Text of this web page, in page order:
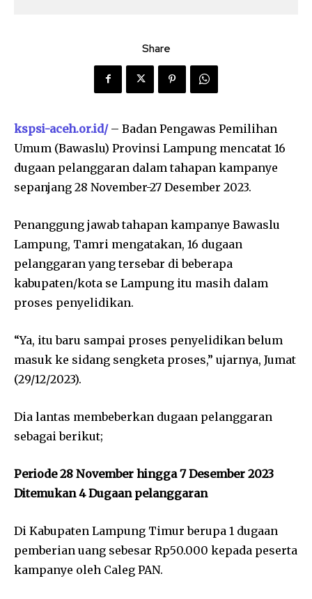
Share
kspsi-aceh.or.id/– Badan Pengawas Pemilihan
Umum (Bawaslu) Provinsi Lampung mencatat 16
dugaan pelanggaran dalam tahapan kampanye
sepanjang 28 November-27 Desember 2023.
Penanggung jawab tahapan kampanye Bawaslu
Lampung, Tamri mengatakan, 16 dugaan
pelanggaran yang tersebar di beberapa
kabupaten/kota se Lampung itu masih dalam
proses penyelidikan.
“Ya, itu baru sampai proses penyelidikan belum
masuk ke sidang sengketa proses,” ujarnya, Jumat
(29/12/2023).
Dia lantas membeberkan dugaan pelanggaran
sebagai berikut;
Periode 28 November hingga 7 Desember 2023
Ditemukan 4 Dugaan pelanggaran
Di Kabupaten Lampung Timur berupa 1 dugaan
pemberian uang sebesar Rp50.000 kepada peserta
kampanye oleh Caleg PAN.